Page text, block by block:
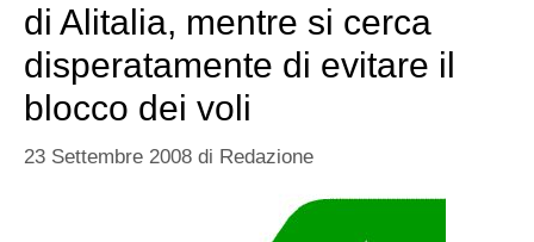
di Alitalia, mentre si cerca
disperatamente di evitare il
blocco dei voli
23 Settembre 2008 di Redazione